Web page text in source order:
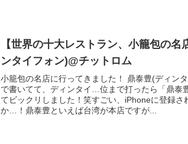
【世界の十大レストラン、小籠包の名
ンタイフォン)@チットロム
小籠包の名店に行ってきました！ 鼎泰豊(ディン
で書いてて、ディンタイ…位まで打ったら「鼎泰
てビックリしました！笑すごい、iPhoneに登録さ
か…！鼎泰豊といえば台湾が本店ですが...